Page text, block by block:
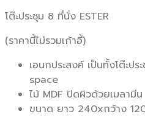
ชิ้น
โต๊ะประชุม 8 ที่นั่ง ESTER
(ราคานี้ไม่รวมเก้าอี้)
เอนกประสงค์ เป็นทั้งโต๊ะป
space
ไม้ MDF ปิดผิวด้วยเมลามี
ขนาด ยาว 240xกว้าง